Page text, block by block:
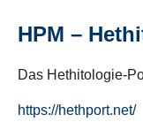
HPM –
Das Hethitologie-
https://hethport.net/